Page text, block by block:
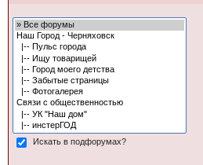
Искать в подфорумах?